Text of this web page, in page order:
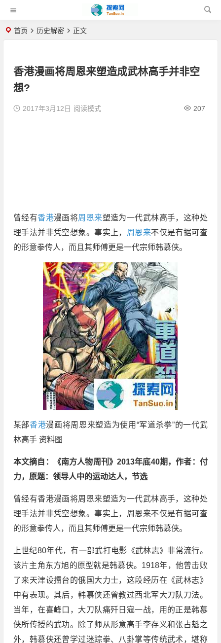
首页 历史解密 正文
香港漫画将周恩来塑造成武林高手并非空
想?
2017年3月12日 207
阅读模式
曾经有香港漫画将周恩来塑造为一代武林高手，这种处
理手法并非凭空想象。事实上， 周恩来不仅是有据可查
的形意拳传人，而且其师傅更是一代宗师韩慕侠。
某部香港漫画将周恩来塑造为使用“军道杀拳”的一代武
林高手 资料图
本文摘自：《南方人物周刊》2013年底40期，作者：付
力，原题：领导人中的运动达人，节选
曾经有香港漫画将周恩来塑造为一代武林高手，这种处
理手法并非凭空想象。事实上，周恩来不仅是有据可查
的形意拳传人，而且其师傅更是一代宗师韩慕侠。
上世纪80年代，有一部武打电影《武林志》非常流行。
该片主角东方旭的原型就是韩慕侠。1918年，他曾击败
了来天津设擂台的俄国大力士，这段经历在《武林志》
中有表现。其后，韩慕侠还曾教过西北军大刀队刀法。
当年，在喜峰口，大刀队痛歼日寇一战，用的正是韩慕
侠所传授的武功。除了师从形意高手李存义和张占魁之
外，韩慕侠还曾学过迷踪拳、八卦掌等传统武术，堪称